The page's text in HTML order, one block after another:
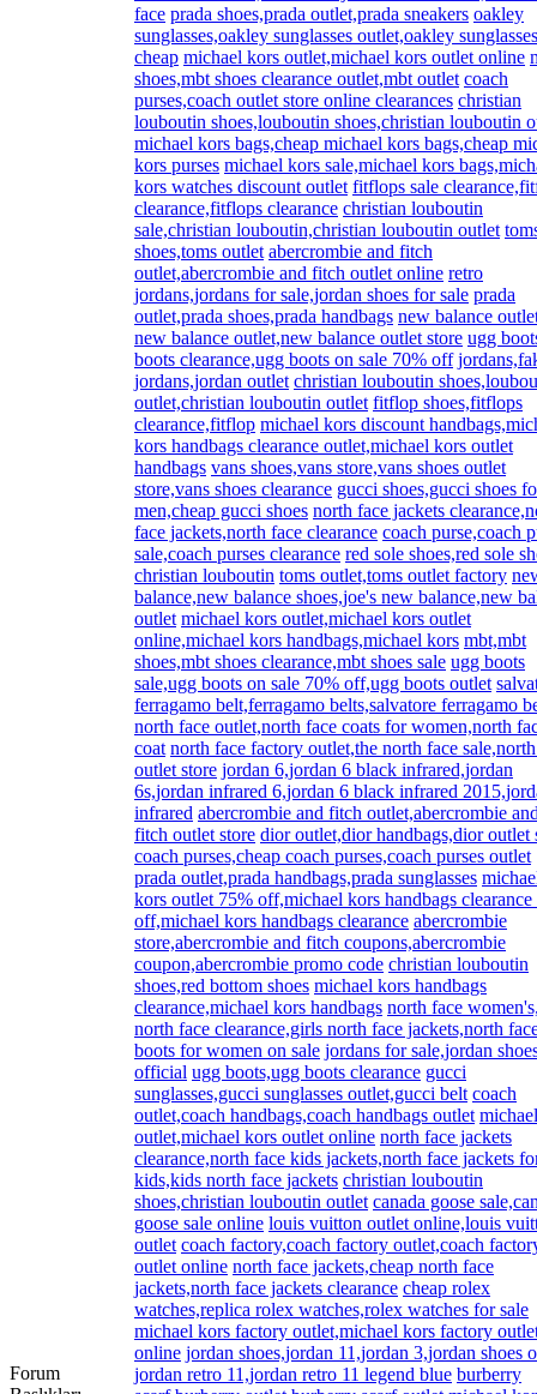
Forum
face prada shoes,prada outlet,prada sneakers oakley
sunglasses,oakley sunglasses outlet,oakley sunglasses
cheap michael kors outlet,michael kors outlet online
shoes,mbt shoes clearance outlet,mbt outlet coach
purses,coach outlet store online clearances christian
louboutin shoes,louboutin shoes,christian louboutin
michael kors bags,cheap michael kors bags,cheap
kors purses michael kors sale,michael kors
kors watches discount outlet fitflops sale
clearance,fitflops clearance christian louboutin
sale,christian louboutin,christian louboutin outlet
shoes,toms outlet abercrombie and fitch
outlet,abercrombie and fitch outlet online retro
jordans,jordans for sale,jordan shoes for sale prada
outlet,prada shoes,prada handbags new balance
new balance outlet,new balance outlet store ugg
boots clearance,ugg boots on sale 70% off
jordans,jordan outlet christian louboutin
outlet,christian louboutin outlet fitflop shoes,fitflops
clearance,fitflop michael kors discount
kors handbags clearance outlet,michael kors outlet
handbags vans shoes,vans store,vans shoes outlet
store,vans shoes clearance gucci shoes,gucci shoes
men,cheap gucci shoes north face jackets
face jackets,north face clearance coach purse,coach
sale,coach purses clearance red sole shoes,red sole
christian louboutin toms outlet,toms outlet factory
balance,new balance shoes,joe's new balance,new
outlet michael kors outlet,michael kors outlet
online,michael kors handbags,michael kors mbt,mbt
shoes,mbt shoes clearance,mbt shoes sale ugg boots
sale,ugg boots on sale 70% off,ugg boots outlet
ferragamo belt,ferragamo belts,salvatore ferragamo
north face outlet,north face coats for women,north
coat north face factory outlet,the north face
outlet store jordan 6,jordan 6 black infrared,jordan
6s,jordan infrared 6,jordan 6 black infrared
infrared abercrombie and fitch outlet,abercrombie
fitch outlet store dior outlet,dior handbags,dior outlet
coach purses,cheap coach purses,coach purses outlet
prada outlet,prada handbags,prada sunglasses
kors outlet 75% off,michael kors handbags clearance
off,michael kors handbags clearance abercrombie
store,abercrombie and fitch coupons,abercrombie
coupon,abercrombie promo code christian louboutin
shoes,red bottom shoes michael kors handbags
clearance,michael kors handbags north face
north face clearance,girls north face jackets,north
boots for women on sale jordans for sale,jordan
official ugg boots,ugg boots clearance gucci
sunglasses,gucci sunglasses outlet,gucci belt coach
outlet,coach handbags,coach handbags outlet
outlet,michael kors outlet online north face jackets
clearance,north face kids jackets,north face jackets
kids,kids north face jackets christian louboutin
shoes,christian louboutin outlet canada goose
goose sale online louis vuitton outlet online,louis
outlet coach factory,coach factory outlet,coach
outlet online north face jackets,cheap north face
jackets,north face jackets clearance cheap rolex
watches,replica rolex watches,rolex watches for sale
michael kors factory outlet,michael kors factory
online jordan shoes,jordan 11,jordan 3,jordan shoes
jordan retro 11,jordan retro 11 legend blue burberry